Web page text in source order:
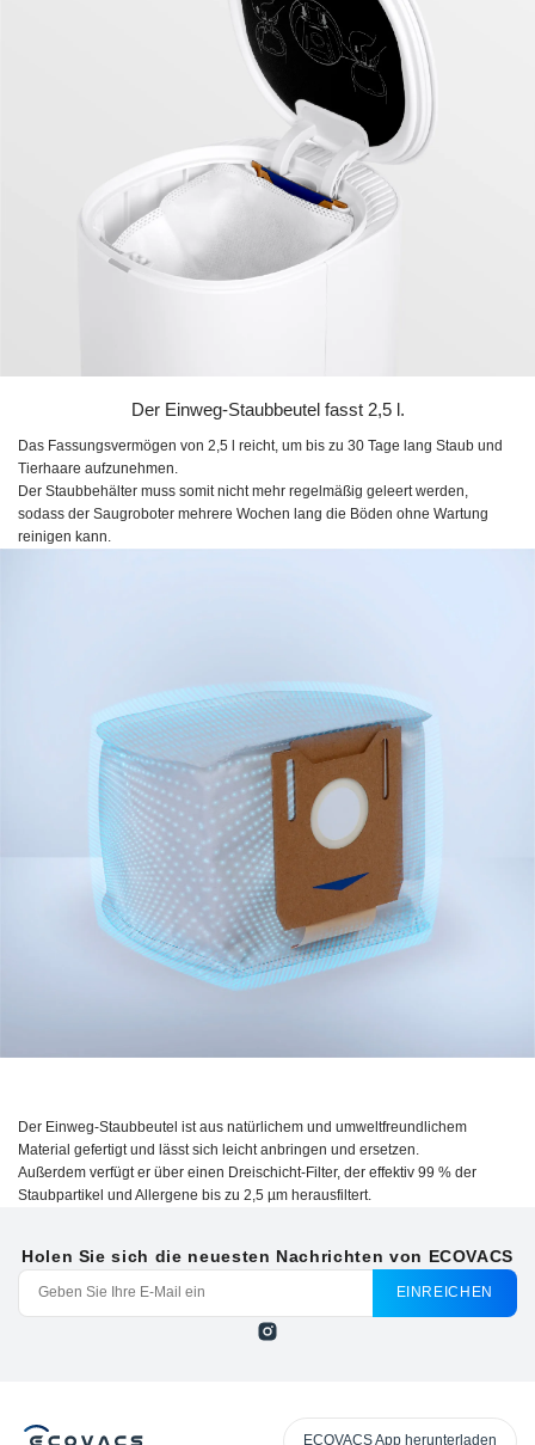
Der Einweg-Staubbeutel fasst 2,5 l.
Das Fassungsvermögen von 2,5 l reicht, um bis zu 30 Tage lang Staub und
Tierhaare aufzunehmen.
Der Staubbehälter muss somit nicht mehr regelmäßig geleert werden,
sodass der Saugroboter mehrere Wochen lang die Böden ohne Wartung
reinigen kann.
Der Einweg-Staubbeutel ist aus natürlichem und umweltfreundlichem
Material gefertigt und lässt sich leicht anbringen und ersetzen.
Außerdem verfügt er über einen Dreischicht-Filter, der effektiv 99 % der
Staubpartikel und Allergene bis zu 2,5 µm herausfiltert.
Holen Sie sich die neuesten Nachrichten von ECOVACS
EINREICHEN
ECOVACS App herunterladen